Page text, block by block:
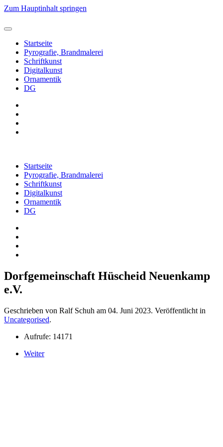
Zum Hauptinhalt springen
Startseite
Pyrografie, Brandmalerei
Schriftkunst
Digitalkunst
Ornamentik
DG
Startseite
Pyrografie, Brandmalerei
Schriftkunst
Digitalkunst
Ornamentik
DG
Dorfgemeinschaft Hüscheid Neuenkamp
e.V.
Geschrieben von Ralf Schuh am 04. Juni 2023. Veröffentlicht in
Uncategorised.
Aufrufe: 14171
Weiter